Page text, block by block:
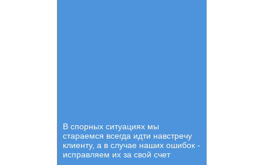
В спорных ситуациях мы
стараемся всегда идти навстречу
клиенту, а в случае наших ошибок -
исправляем их за свой счет